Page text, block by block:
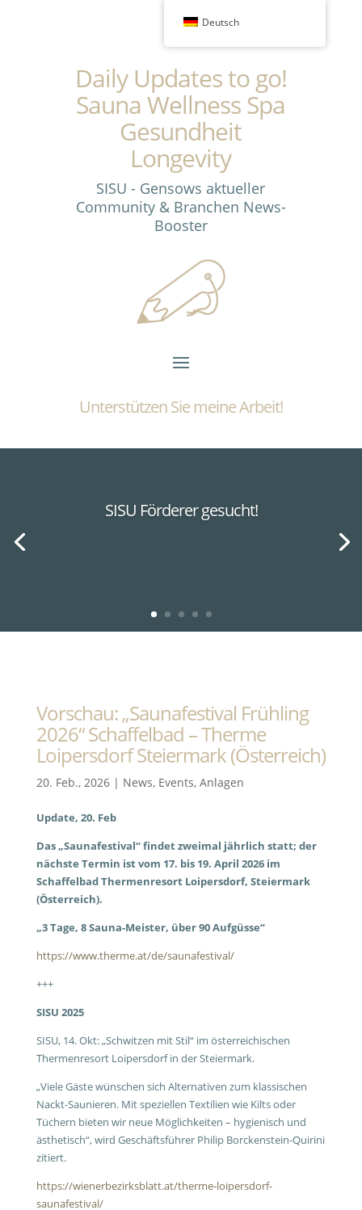
Daily Updates to go!
Sauna Wellness Spa
Gesundheit
Longevity
SISU - Gensows aktueller
Community & Branchen News-
Booster
Unterstützen Sie meine Arbeit!
SISU Förderer gesucht!
Vorschau: „Saunafestival Frühling
2026“ Schaffelbad – Therme
Loipersdorf Steiermark (Österreich)
20. Feb., 2026| News, Events, Anlagen
Update, 20. Feb
Das „Saunafestival“ findet zweimal jährlich statt; der
nächste Termin ist vom 17. bis 19. April 2026 im
Schaffelbad Thermenresort Loipersdorf, Steiermark
(Österreich).
„3 Tage, 8 Sauna-Meister, über 90 Aufgüsse“
https://www.therme.at/de/saunafestival/
+++
SISU 2025
SISU, 14. Okt: „Schwitzen mit Stil“ im österreichischen
Thermenresort Loipersdorf in der Steiermark.
„Viele Gäste wünschen sich Alternativen zum klassischen
Nackt-Saunieren. Mit speziellen Textilien wie Kilts oder
Tüchern bieten wir neue Möglichkeiten – hygienisch und
ästhetisch“, wird Geschäftsführer Philip Borckenstein-Quirini
zitiert.
https://wienerbezirksblatt.at/therme-loipersdorf-
saunafestival/
Deutsch